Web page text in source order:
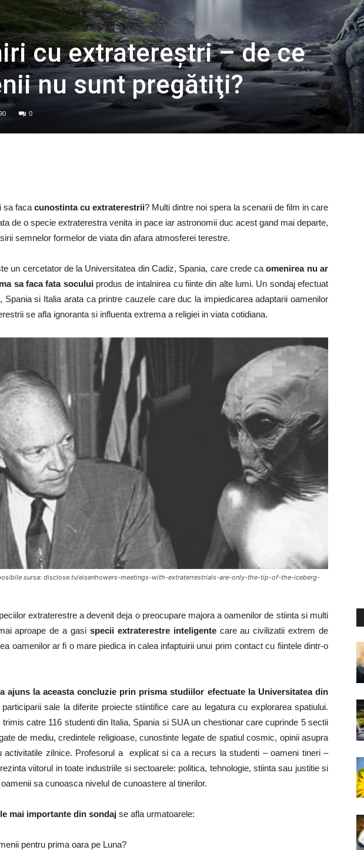
cu extratereştri – de ce
nu sunt pregătiţi?
0
sa faca cunostinta cu extraterestrii? Multi dintre noi spera la scenarii de film in care
de o specie extraterestra venita in pace iar astronomii duc acest gand mai departe,
semnelor formelor de viata din afara atmosferei terestre.
un cercetator de la Universitatea din Cadiz, Spania, care crede caomenirea nu ar
sa faca fata soculuiprodus de intalnirea cu fiinte din alte lumi. Un sondaj efectuat
Spania si Italia arata ca printre cauzele care duc la impiedicarea adaptarii oamenilor
se afla ignoranta si influenta extrema a religiei in viata cotidiana.
sursa: disclose.tv/eisenhowers-meetings-with-extraterrestrials-are-only-the-tip-of-the-iceberg-
extraterestre a devenit deja o preocupare majora a oamenilor de stiinta si multi
aproape de a gasi specii extraterestre inteligentecare au civilizatii extrem de
oamenilor ar fi o mare piedica in calea infaptuirii unui prim contact cu fiintele dintr-o
ajuns la aceasta concluzie prin prisma studiilor efectuate la Universitatea din
sale la diferite proiecte stiintifice care au legatura cu explorarea spatiului.
catre 116 studenti din Italia, Spania si SUA un chestionar care cuprinde 5 sectii
de mediu, credintele religioase, cunostinte legate de spatiul cosmic, opinii asupra
activitatile zilnice. Profesorul a explicat si ca a recurs la studenti – oameni tineri –
viitorul in toate industriile si sectoarele: politica, tehnologie, stiinta sau justitie si
sa cunoasca nivelul de cunoastere al tinerilor.
mai importante din sondaj se afla urmatoarele:
pentru prima oara pe Luna?